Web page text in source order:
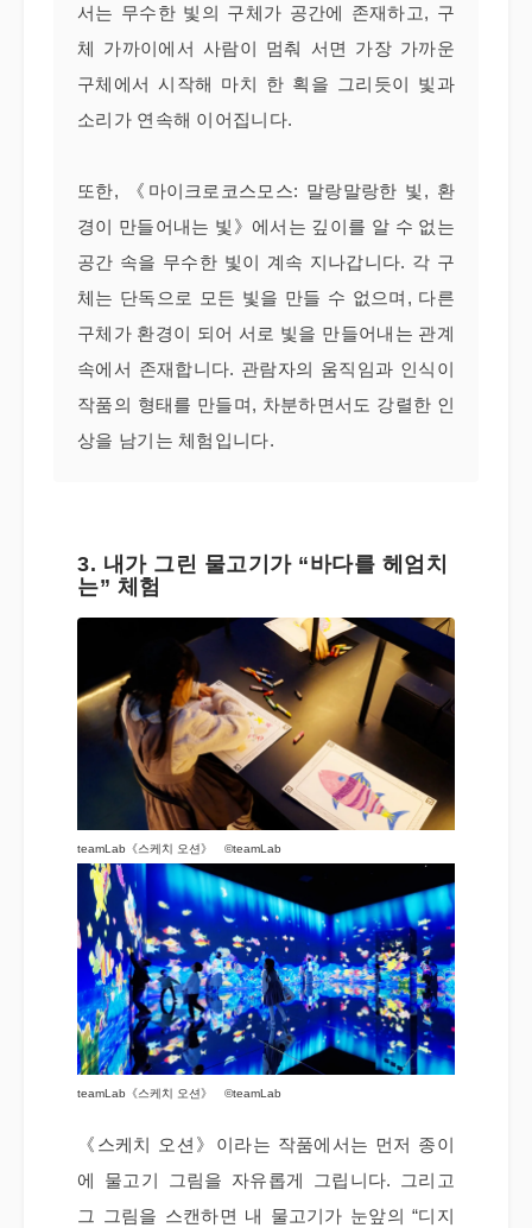
서는 무수한 빛의 구체가 공간에 존재하고, 구
체 가까이에서 사람이 멈춰 서면 가장 가까운
구체에서 시작해 마치 한 획을 그리듯이 빛과
소리가 연속해 이어집니다.
또한, 《마이크로코스모스: 말랑말랑한 빛, 환
경이 만들어내는 빛》에서는 깊이를 알 수 없는
공간 속을 무수한 빛이 계속 지나갑니다. 각 구
체는 단독으로 모든 빛을 만들 수 없으며, 다른
구체가 환경이 되어 서로 빛을 만들어내는 관계
속에서 존재합니다. 관람자의 움직임과 인식이
작품의 형태를 만들며, 차분하면서도 강렬한 인
상을 남기는 체험입니다.
3. 내가 그린 물고기가 “바다를 헤엄치
는” 체험
《스케치 오션》이라는 작품에서는 먼저 종이
에 물고기 그림을 자유롭게 그립니다. 그리고
그 그림을 스캔하면 내 물고기가 눈앞의 “디지
teamLab《스케치 오션》 ©teamLab
teamLab《스케치 오션》 ©teamLab